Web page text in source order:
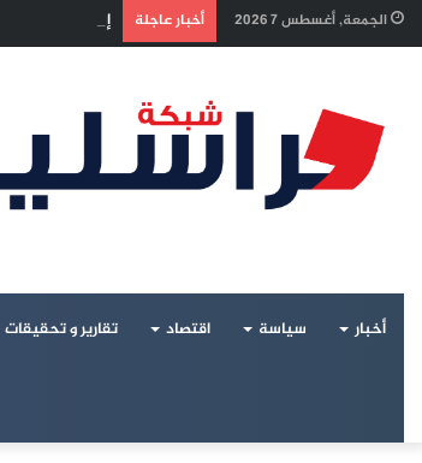
الجمعة, أغسطس 7 2026 أخبار عاجلة إسرائيل تراقب
أخبار سياسة اقتصاد تقارير و تحقيقات